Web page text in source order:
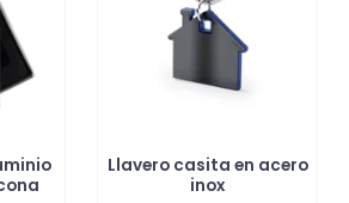
Llavero casita en acero
inox